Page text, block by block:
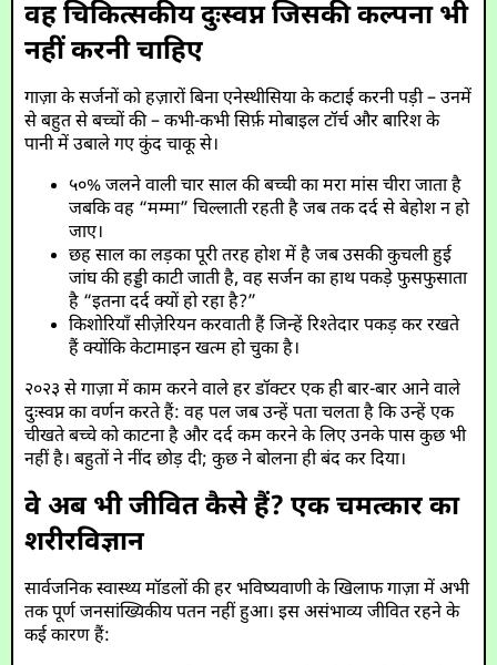
वह चिकित्सकीय दुःस्वप्न जिसकी कल्पना भी
नहीं करनी चाहिए
गाज़ा के सर्जनों को हज़ारों बिना एनेस्थीसिया के कटाई करनी पड़ी – उनमें
से बहुत से बच्चों की – कभी-कभी सिर्फ़ मोबाइल टॉर्च और बारिश के
पानी में उबाले गए कुंद चाकू से।
५०% जलने वाली चार साल की बच्ची का मरा मांस चीरा जाता है
जबकि वह “मम्मा” चिल्लाती रहती है जब तक दर्द से बेहोश न हो
जाए।
छह साल का लड़का पूरी तरह होश में है जब उसकी कुचली हुई
जांघ की हड्डी काटी जाती है, वह सर्जन का हाथ पकड़े फुसफुसाता
है “इतना दर्द क्यों हो रहा है?”
किशोरियाँ सीज़ेरियन करवाती हैं जिन्हें रिश्तेदार पकड़ कर रखते
हैं क्योंकि केटामाइन खत्म हो चुका है।
२०२३ से गाज़ा में काम करने वाले हर डॉक्टर एक ही बार-बार आने वाले
दुःस्वप्न का वर्णन करते हैं: वह पल जब उन्हें पता चलता है कि उन्हें एक
चीखते बच्चे को काटना है और दर्द कम करने के लिए उनके पास कुछ भी
नहीं है। बहुतों ने नींद छोड़ दी; कुछ ने बोलना ही बंद कर दिया।
वे अब भी जीवित कैसे हैं? एक चमत्कार का
शरीरविज्ञान
सार्वजनिक स्वास्थ्य मॉडलों की हर भविष्यवाणी के खिलाफ गाज़ा में अभी
तक पूर्ण जनसांख्यिकीय पतन नहीं हुआ। इस असंभाव्य जीवित रहने के
कई कारण हैं: